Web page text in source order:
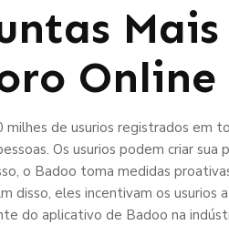
Online
milhes de usurios registrados em
Os usurios podem criar
o Badoo toma medidas
disso, eles incentivam os usurios
do aplicativo de Badoo na